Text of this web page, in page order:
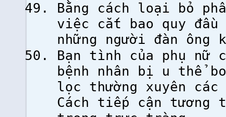
Bằng cách loại bỏ
việc cắt bao quy
những người đàn ông
Bạn tình của phụ nữ
bệnh nhân bị u thể
lọc thường xuyên
Cách tiếp cận tương